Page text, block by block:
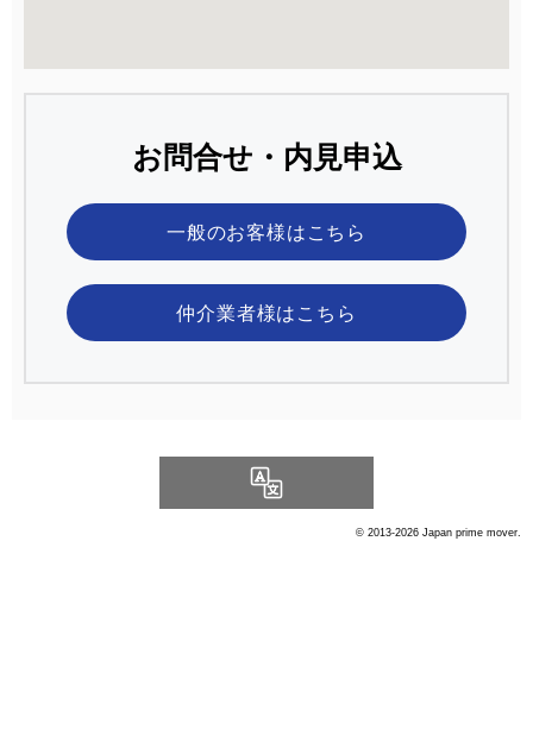
お問合せ・内見申込
一般のお客様はこちら
仲介業者様はこちら
© 2013-2026 Japan prime mover.